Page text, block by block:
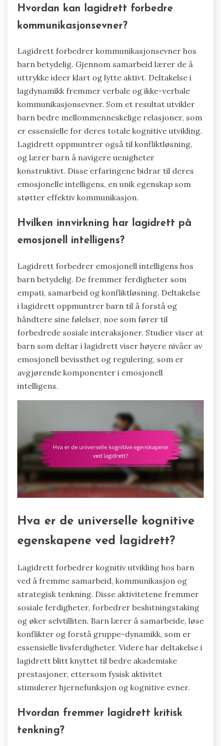
Hvordan kan lagidrett forbedre
kommunikasjonsevner?
Lagidrett forbedrer kommunikasjonsevner hos
barn betydelig. Gjennom samarbeid lærer de å
uttrykke ideer klart og lytte aktivt. Deltakelse i
lagdynamikk fremmer verbale og ikke-verbale
kommunikasjonsevner. Som et resultat utvikler
barn bedre mellommenneskelige relasjoner, som
er essensielle for deres totale kognitive utvikling.
Lagidrett oppmuntrer også til konfliktløsning,
og lærer barn å navigere uenigheter
konstruktivt. Disse erfaringene bidrar til deres
emosjonelle intelligens, en unik egenskap som
støtter effektiv kommunikasjon.
Hvilken innvirkning har lagidrett på
emosjonell intelligens?
Lagidrett forbedrer emosjonell intelligens hos
barn betydelig. De fremmer ferdigheter som
empati, samarbeid og konfliktløsning. Deltakelse
i lagidrett oppmuntrer barn til å forstå og
håndtere sine følelser, noe som fører til
forbedrede sosiale interaksjoner. Studier viser at
barn som deltar i lagidrett viser høyere nivåer av
emosjonell bevissthet og regulering, som er
avgjørende komponenter i emosjonell
intelligens.
Hva er de universelle kognitive
egenskapene ved lagidrett?
Lagidrett forbedrer kognitiv utvikling hos barn
ved å fremme samarbeid, kommunikasjon og
strategisk tenkning. Disse aktivitetene fremmer
sosiale ferdigheter, forbedrer beslutningstaking
og øker selvtilliten. Barn lærer å samarbeide, løse
konflikter og forstå gruppe-dynamikk, som er
essensielle livsferdigheter. Videre har deltakelse i
lagidrett blitt knyttet til bedre akademiske
prestasjoner, ettersom fysisk aktivitet
stimulerer hjernefunksjon og kognitive evner.
Hvordan fremmer lagidrett kritisk
tenkning?